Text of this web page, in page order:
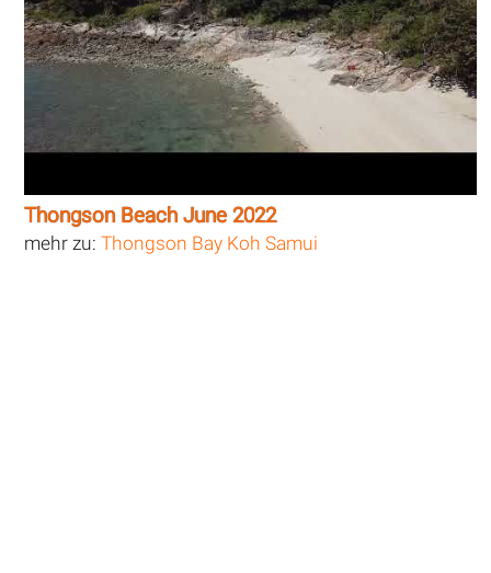
Thongson Beach June 2022
mehr zu:Thongson Bay Koh Samui